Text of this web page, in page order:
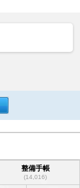
整備手帳
(14,016)